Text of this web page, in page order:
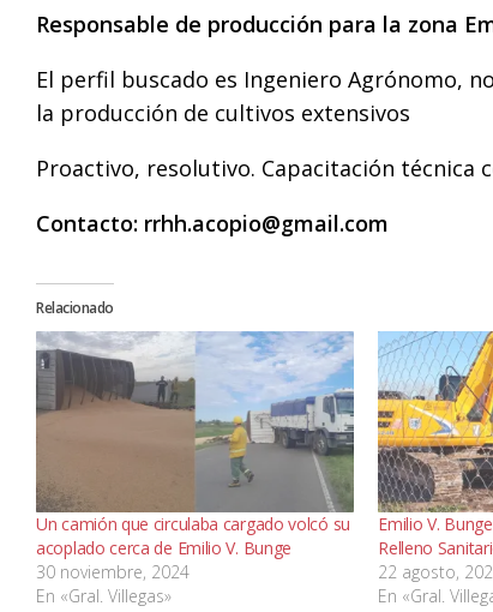
Responsable de producción para la zona
El perfil buscado es Ingeniero Agrónomo,
la producción de cultivos extensivos
Proactivo, resolutivo. Capacitación técnica
Contacto: rrhh.acopio@gmail.com
Relacionado
Un camión que circulaba cargado volcó su
acoplado cerca de Emilio V. Bunge
30 noviembre, 2024
En «Gral. Villegas»
Emilio V.
Relleno
22 agosto,
En «Gral.